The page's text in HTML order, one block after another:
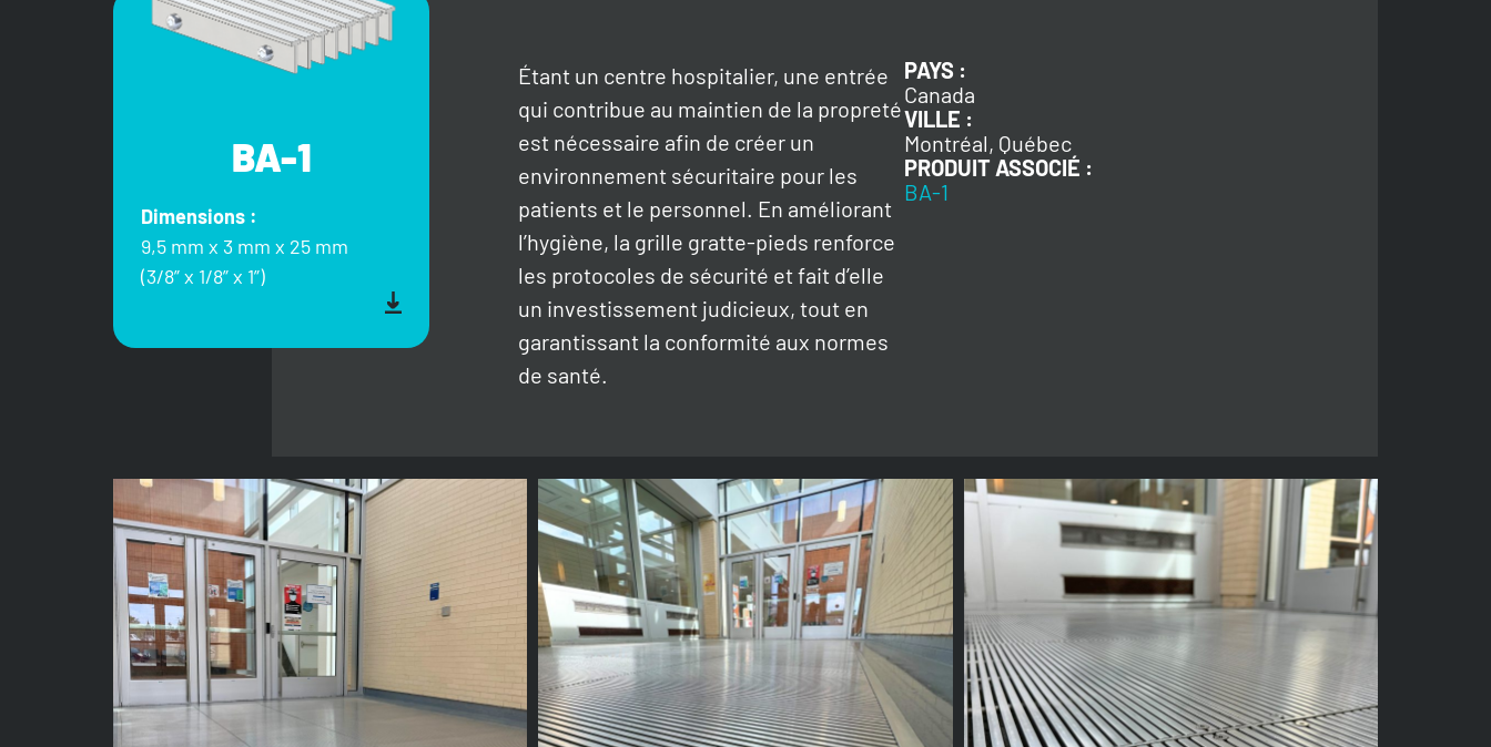
BA-1
Dimensions :
9,5 mm x 3 mm x 25 mm
(3/8” x 1/8” x 1”)
Étant un centre hospitalier, une entrée
qui contribue au maintien de la propreté
est nécessaire afin de créer un
environnement sécuritaire pour les
patients et le personnel. En améliorant
l’hygiène, la grille gratte-pieds renforce
les protocoles de sécurité et fait d’elle
un investissement judicieux, tout en
garantissant la conformité aux normes
de santé.
PAYS :
Canada
VILLE :
Montréal, Québec
PRODUIT ASSOCIÉ :
BA-1